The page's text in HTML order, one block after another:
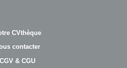
CVthèque
contacter
CGV & CGU